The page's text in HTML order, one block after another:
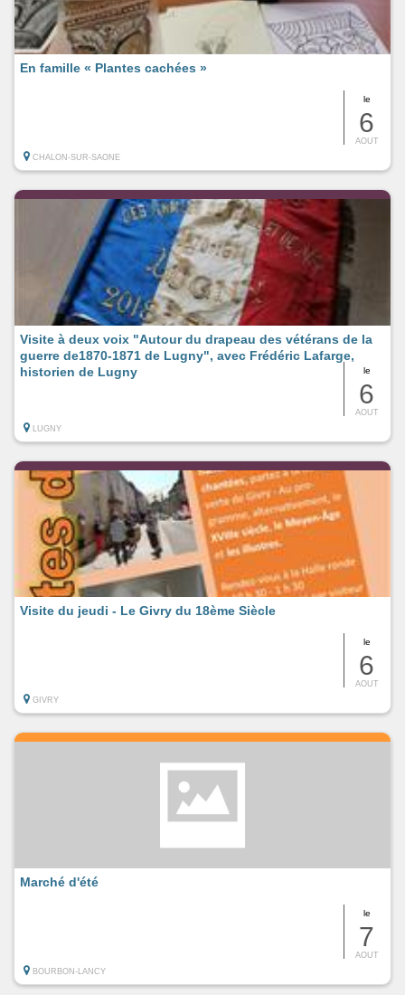
le
6
AOUT
En famille « Plantes cachées »
CHALON-SUR-SAONE
le
6
AOUT
Visite à deux voix "Autour du drapeau des vétérans de la
guerre de1870-1871 de Lugny", avec Frédéric Lafarge,
historien de Lugny
LUGNY
le
6
AOUT
Visite du jeudi - Le Givry du 18ème Siècle
GIVRY
le
7
AOUT
Marché d'été
BOURBON-LANCY